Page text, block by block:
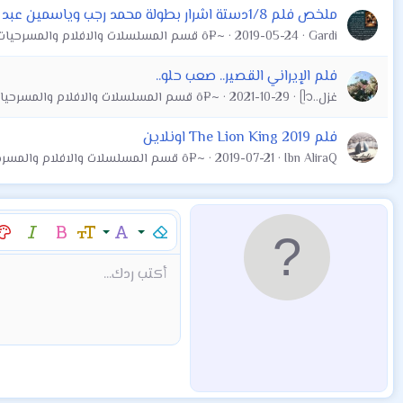
ملخص فلم 1/8دستة اشرار بطولة محمد رجب وياسمين عبد العزيز
Gardi
2019-05-24 ~¤ô قسم المسلسلات والافلام والمسرحيات ô¤~
فلم الإيراني القصير.. صعب حلو..
غزل..ᥫ᭡ 2021-10-29 ~¤ô قسم المسلسلات والافلام والمسرحيات ô¤~
فلم The Lion King 2019 اونلاين
Ibn AliraQ
2019-07-21 ~¤ô قسم المسلسلات والافلام والمسرحيات ô¤~
إزالة التنسيقعائلة الخط
Arial
Book Antiqua
حجم الخط
9
10
غامق مائل
نص مخفي مضمن
إقتباسشراء المنتجMod:Alert
Mod:Warning
Mod:Infoإدراج خط أفقي
محتوى مخفي
كودأكتب ردك...